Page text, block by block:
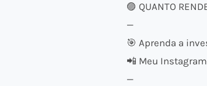
🟣 QUANTO
—
🎯 Aprenda a
📲 Meu
—